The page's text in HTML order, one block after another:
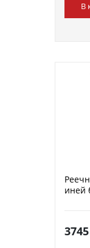
В
иней
3745